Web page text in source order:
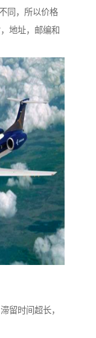
同，所以价格
地址，邮编和
留时间超长，